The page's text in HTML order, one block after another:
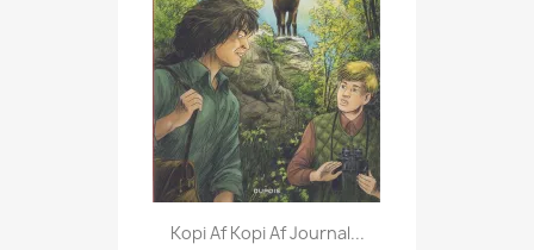
Kopi Af Kopi Af Journal...